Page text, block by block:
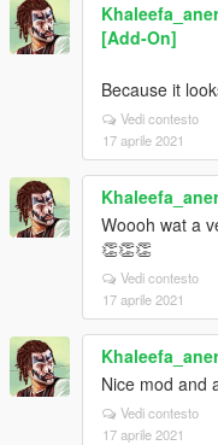
[Add-On]
Because it
Vedi contesto
17 aprile 2021
Woooh wat a
👏👏👏
Vedi contesto
17 aprile 2021
Nice mod and
Vedi contesto
17 aprile 2021